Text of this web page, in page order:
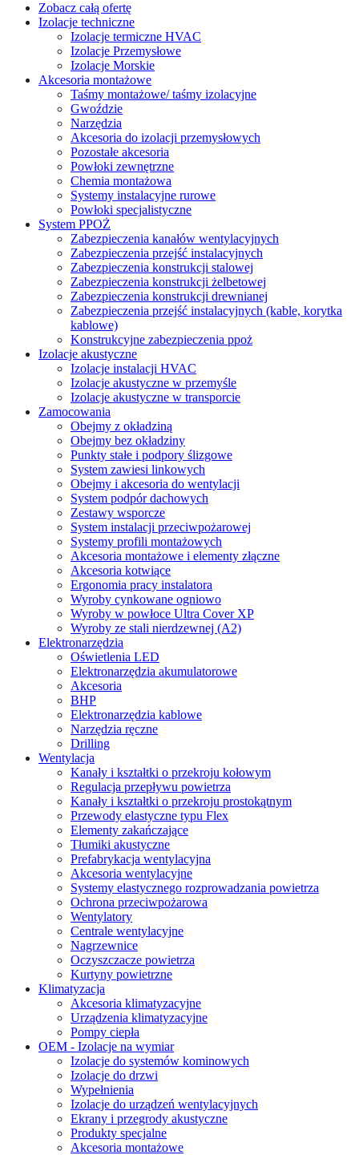
Zobacz całą ofertę
Izolacje techniczne
Izolacje termiczne HVAC
Izolacje Przemysłowe
Izolacje Morskie
Akcesoria montażowe
Taśmy montażowe/ taśmy izolacyjne
Gwoździe
Narzędzia
Akcesoria do izolacji przemysłowych
Pozostałe akcesoria
Powłoki zewnętrzne
Chemia montażowa
Systemy instalacyjne rurowe
Powłoki specjalistyczne
System PPOŻ
Zabezpieczenia kanałów wentylacyjnych
Zabezpieczenia przejść instalacyjnych
Zabezpieczenia konstrukcji stalowej
Zabezpieczenia konstrukcji żelbetowej
Zabezpieczenia konstrukcji drewnianej
Zabezpieczenia przejść instalacyjnych (kable, korytka
kablowe)
Konstrukcyjne zabezpieczenia ppoż
Izolacje akustyczne
Izolacje instalacji HVAC
Izolacje akustyczne w przemyśle
Izolacje akustyczne w transporcie
Zamocowania
Obejmy z okładziną
Obejmy bez okładziny
Punkty stałe i podpory ślizgowe
System zawiesi linkowych
Obejmy i akcesoria do wentylacji
System podpór dachowych
Zestawy wsporcze
System instalacji przeciwpożarowej
Systemy profili montażowych
Akcesoria montażowe i elementy złączne
Akcesoria kotwiące
Ergonomia pracy instalatora
Wyroby cynkowane ogniowo
Wyroby w powłoce Ultra Cover XP
Wyroby ze stali nierdzewnej (A2)
Elektronarzędzia
Oświetlenia LED
Elektronarzędzia akumulatorowe
Akcesoria
BHP
Elektronarzędzia kablowe
Narzędzia ręczne
Drilling
Wentylacja
Kanały i kształtki o przekroju kołowym
Regulacja przepływu powietrza
Kanały i kształtki o przekroju prostokątnym
Przewody elastyczne typu Flex
Elementy zakańczające
Tłumiki akustyczne
Prefabrykacja wentylacyjna
Akcesoria wentylacyjne
Systemy elastycznego rozprowadzania powietrza
Ochrona przeciwpożarowa
Wentylatory
Centrale wentylacyjne
Nagrzewnice
Oczyszczacze powietrza
Kurtyny powietrzne
Klimatyzacja
Akcesoria klimatyzacyjne
Urządzenia klimatyzacyjne
Pompy ciepła
OEM - Izolacje na wymiar
Izolacje do systemów kominowych
Izolacje do drzwi
Wypełnienia
Izolacje do urządzeń wentylacyjnych
Ekrany i przegrody akustyczne
Produkty specjalne
Akcesoria montażowe